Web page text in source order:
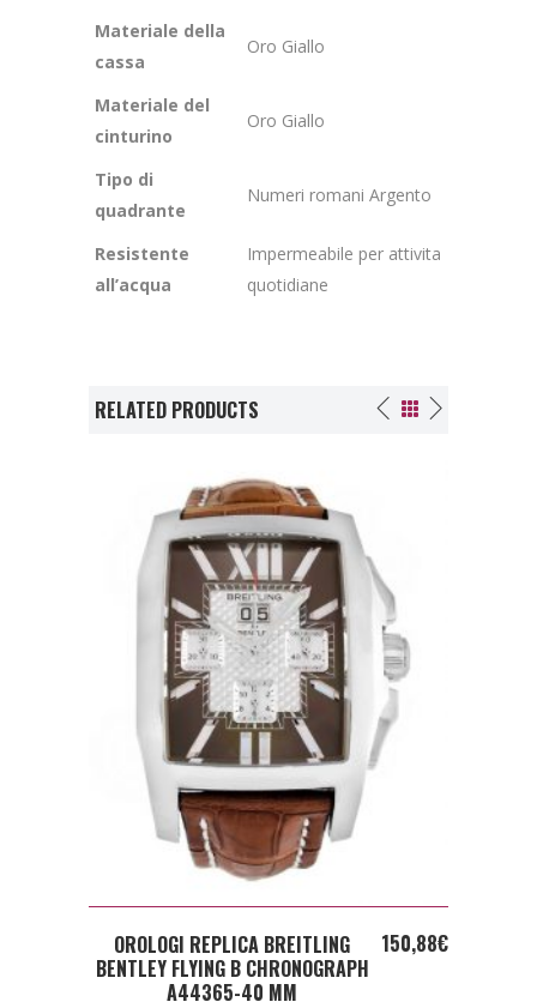
Materiale della
cassa
Oro Giallo
Materiale del
cinturino
Oro Giallo
Tipo di
quadrante
Numeri romani Argento
Resistente
all’acqua
Impermeabile per attivita
quotidiane
RELATED PRODUCTS
ADD TO CART
OROLOGI REPLICA BREITLING
BENTLEY FLYING B CHRONOGRAPH
A44365-40 MM
150,88€